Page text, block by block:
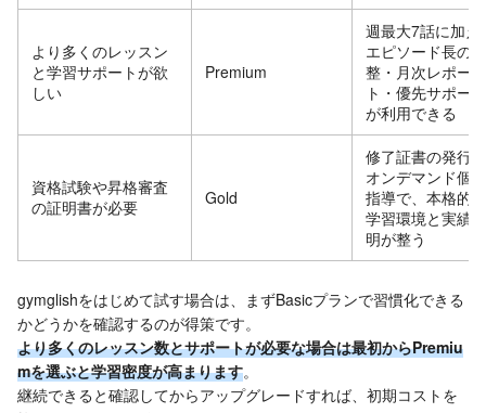
より多くのレッスン
と学習サポートが欲
しい
Premium
週最大7話に加え
エピソード長の調
整・月次レポー
ト・優先サポート
が利用できる
資格試験や昇格審査
の証明書が必要
Gold
修了証書の発行と
オンデマンド個別
指導で、本格的な
学習環境と実績証
明が整う
gymglishをはじめて試す場合は、まずBasicプランで習慣化できる
かどうかを確認するのが得策です。
より多くのレッスン数とサポートが必要な場合は最初からPremiu
mを選ぶと学習密度が高まります。
継続できると確認してからアップグレードすれば、初期コストを